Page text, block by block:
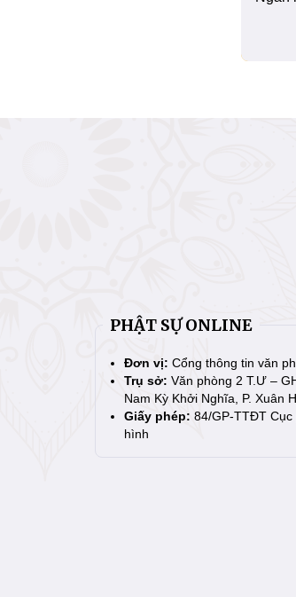
PHẬT SỰ ONLINE
Đơn vị: Cổng thông tin văn
Trụ sở: Văn phòng 2 T.Ư –
Nam Kỳ Khởi Nghĩa, P. Xuân
Giấy phép: 84/GP-TTĐT Cục
hình